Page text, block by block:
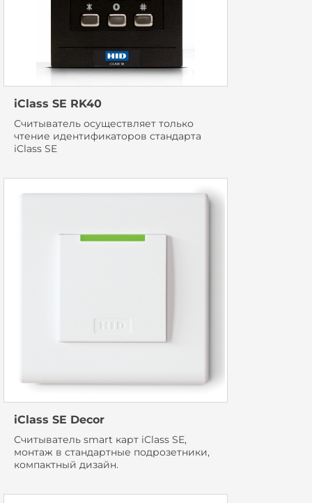
iClass SE RK40
Считыватель осуществляет только
чтение идентификаторов стандарта
iClass SE
iClass SE Decor
Считыватель smart карт iClass SE,
монтаж в стандартные подрозетники,
компактный дизайн.